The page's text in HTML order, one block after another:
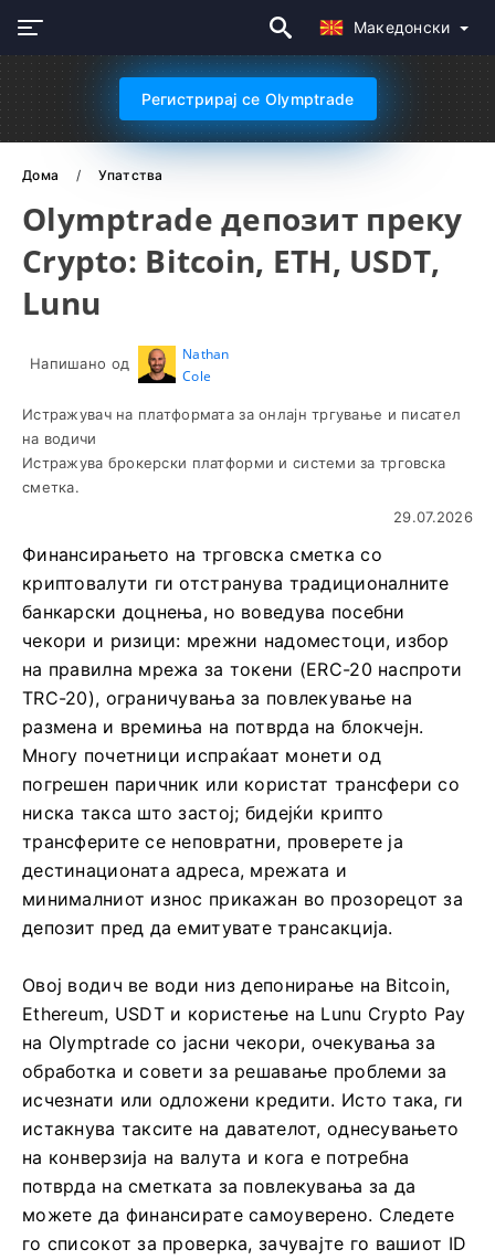
Македонски
Регистрирај се Olymptrade
Дома Упатства
Olymptrade депозит преку
Crypto: Bitcoin, ETH, USDT,
Lunu
Напишано од
Nathan
Cole
Истражувач на платформата за онлајн тргување и писател
на водичи
Истражува брокерски платформи и системи за трговска
сметка.
29.07.2026
Финансирањето на трговска сметка со
криптовалути ги отстранува традиционалните
банкарски доцнења, но воведува посебни
чекори и ризици: мрежни надоместоци, избор
на правилна мрежа за токени (ERC-20 наспроти
TRC-20), ограничувања за повлекување на
размена и времиња на потврда на блокчејн.
Многу почетници испраќаат монети од
погрешен паричник или користат трансфери со
ниска такса што застој; бидејќи крипто
трансферите се неповратни, проверете ја
дестинационата адреса, мрежата и
минималниот износ прикажан во прозорецот за
депозит пред да емитувате трансакција.
Овој водич ве води низ депонирање на Bitcoin,
Ethereum, USDT и користење на Lunu Crypto Pay
на Olymptrade со јасни чекори, очекувања за
обработка и совети за решавање проблеми за
исчезнати или одложени кредити. Исто така, ги
истакнува таксите на давателот, однесувањето
на конверзија на валута и кога е потребна
потврда на сметката за повлекувања за да
можете да финансирате самоуверено. Следете
го списокот за проверка, зачувајте го вашиот ID